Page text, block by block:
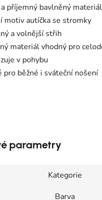
příjemný bavlněný materiál
motiv autíčka se stromky
a volnější střih
materiál vhodný pro
v pohybu
pro běžné i sváteční nošení
parametry
Kategorie
Barva